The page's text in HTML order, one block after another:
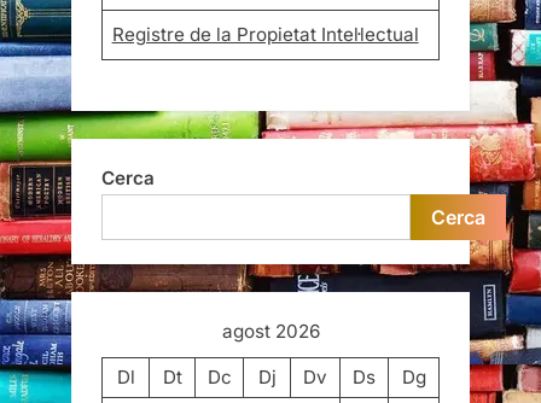
Registre de la Propietat Intel·lectual
Cerca
Cerca
agost 2026
Dl
Dt Dc Dj Dv Ds
Dg